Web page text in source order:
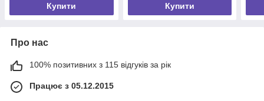
Купити Купити
Про нас
100% позитивних з 115 відгуків за рік
Працює з 05.12.2015